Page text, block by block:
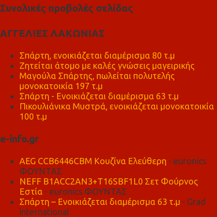
Συνολικές προβολές σελίδας
ΑΓΓΕΛΙΕΣ ΛΑΚΩΝΙΑΣ
Σπάρτη, ενοικιάζεται διαμέρισμα 80 τ.μ
Ζητείται άτομο με καλές γνώσεις μαγειρικής
Μαγούλα Σπάρτης, πωλείται πολυτελής
μονοκατοικία 197 τ.μ
Σπάρτη - Ενοικιάζεται διαμέρισμα 63 τ.μ
Πικουλιάνικα Μυστρά, ενοικιάζεται μονοκατοικία
100 τ.μ
e-info.gr
AEG CCB6446CBM Κουζίνα Ελεύθερη - euronics
ΦΟΥΝΤΑΣ
NEFF B1ACC2AN3+T16SBF1L0 Σετ Φούρνος
Εστία - euronics ΦΟΥΝΤΑΣ
Σπάρτη – Ενοικιάζεται διαμέρισμα 63 τ.μ - Grad
international